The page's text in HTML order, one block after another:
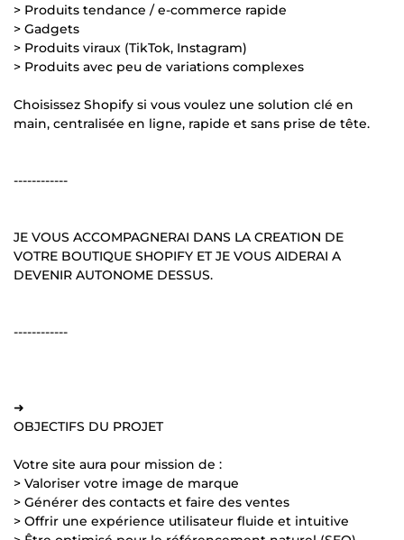
> Produits tendance / e-commerce rapide
> Gadgets
> Produits viraux (TikTok, Instagram)
> Produits avec peu de variations complexes
Choisissez Shopify si vous voulez une solution clé en
main, centralisée en ligne, rapide et sans prise de tête.
------------
JE VOUS ACCOMPAGNERAI DANS LA CREATION DE
VOTRE BOUTIQUE SHOPIFY ET JE VOUS AIDERAI A
DEVENIR AUTONOME DESSUS.
------------
➜
OBJECTIFS DU PROJET
Votre site aura pour mission de :
> Valoriser votre image de marque
> Générer des contacts et faire des ventes
> Offrir une expérience utilisateur fluide et intuitive